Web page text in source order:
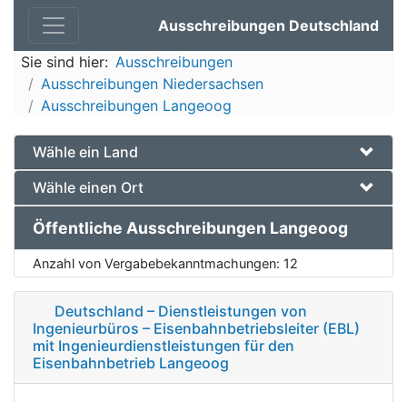
Ausschreibungen Deutschland
Sie sind hier: Ausschreibungen
Ausschreibungen Niedersachsen
Ausschreibungen Langeoog
Wähle ein Land
Wähle einen Ort
Öffentliche Ausschreibungen Langeoog
Anzahl von Vergabebekanntmachungen: 12
Deutschland – Dienstleistungen von
Ingenieurbüros – Eisenbahnbetriebsleiter (EBL)
mit Ingenieurdienstleistungen für den
Eisenbahnbetrieb Langeoog